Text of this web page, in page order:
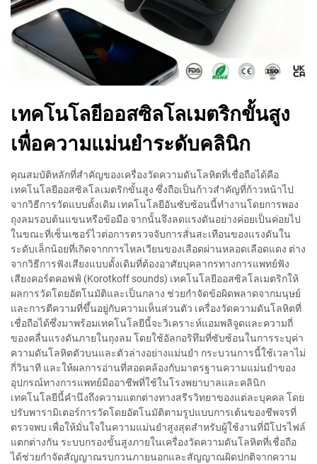
เทคโนโลยีออสซิลโลเมตริกขั้นสูง
เพื่อความแม่นยำระดับคลินิก
คุณสมบัติหลักที่สำคัญของเครื่องวัดความดันโลหิตที่เชื่อถือได้คือ
เทคโนโลยีออสซิลโลเมตริกขั้นสูง ซึ่งถือเป็นก้าวสำคัญที่ก้าวหน้าไป
จากวิธีการวัดแบบดั้งเดิม เทคโนโลยีอันซับซ้อนนี้ทำงานโดยการพอง
ถุงลมรอบต้นแขนหรือข้อมือ จากนั้นจึงลดแรงดันอย่างค่อยเป็นค่อยไป
ในขณะที่เซ็นเซอร์ไวต่อการตรวจจับการสั่นสะเทือนของแรงดันใน
ระดับเล็กน้อยที่เกิดจากการไหลเวียนของเลือดผ่านหลอดเลือดแดง ต่าง
จากวิธีการฟังเสียงแบบดั้งเดิมที่ต้องอาศัยบุคลากรทางการแพทย์ฟัง
เสียงคอร์ตคอฟฟ์ (Korotkoff sounds) เทคโนโลยีออสซิลโลเมตริกให้
ผลการวัดโดยอัตโนมัติและเป็นกลาง ช่วยกำจัดข้อผิดพลาดจากมนุษย์
และการตีความที่ขึ้นอยู่กับความเห็นส่วนตัว เครื่องวัดความดันโลหิตที่
เชื่อถือได้ซึ่งมาพร้อมเทคโนโลยีนี้จะวิเคราะห์แอมพลิจูดและความถี่
ของคลื่นแรงดันภายในถุงลม โดยใช้อัลกอริทึมที่ซับซ้อนในการระบุค่า
ความดันโลหิตตัวบนและตัวล่างอย่างแม่นยำ กระบวนการนี้ใช้เวลาไม่
กี่วินาที และให้ผลการอ่านที่สอดคล้องกับมาตรฐานความแม่นยำของ
อุปกรณ์ทางการแพทย์มืออาชีพที่ใช้ในโรงพยาบาลและคลินิก
เทคโนโลยีนี้คำนึงถึงความแตกต่างทางสรีรวิทยาของแต่ละบุคคล โดย
ปรับพารามิเตอร์การวัดโดยอัตโนมัติตามรูปแบบการเต้นของชีพจรที่
ตรวจพบ เพื่อให้มั่นใจในความแม่นยำสูงสุดสำหรับผู้ใช้งานที่มีโปรไฟล์
แตกต่างกัน ระบบกรองขั้นสูงภายในเครื่องวัดความดันโลหิตที่เชื่อถือ
ได้ช่วยกำจัดสัญญาณรบกวนภายนอกและสัญญาณผิดปกติจากความ